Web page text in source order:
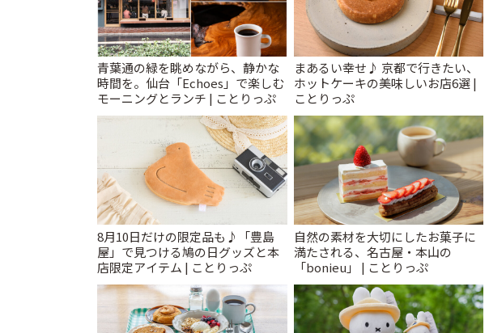
青葉通の緑を眺めながら、静かな
時間を。仙台「Echoes」で楽しむ
モーニングとランチ | ことりっぷ
まあるい幸せ♪ 京都で行きたい、
ホットケーキの美味しいお店6選 |
ことりっぷ
8月10日だけの限定品も♪「豊島
屋」で見つける鳩の日グッズと本
店限定アイテム | ことりっぷ
自然の素材を大切にしたお菓子に
満たされる、名古屋・本山の
「bonieu」 | ことりっぷ